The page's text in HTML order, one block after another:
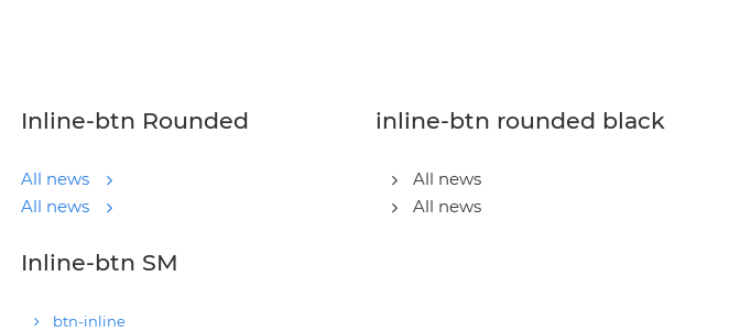
Inline-btn Rounded
All news
All news
inline-btn rounded black
All news
All news
Inline-btn SM
btn-inline